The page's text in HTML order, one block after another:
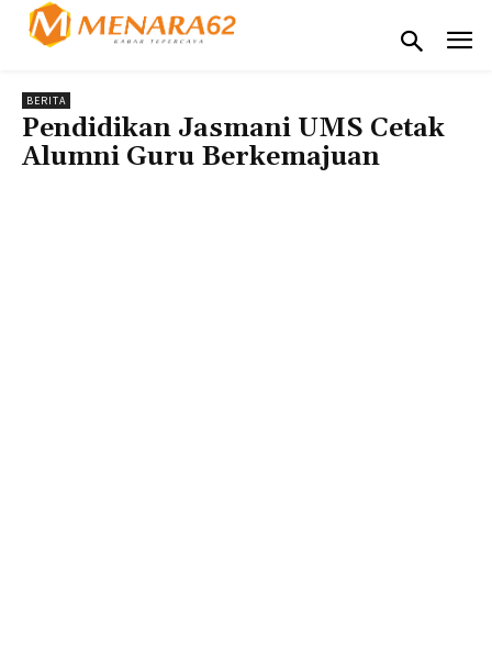
BERITA
Pendidikan Jasmani UMS Cetak
Alumni Guru Berkemajuan